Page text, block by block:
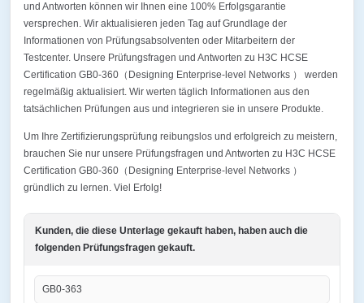
und Antworten können wir Ihnen eine 100% Erfolgsgarantie
versprechen. Wir aktualisieren jeden Tag auf Grundlage der
Informationen von Prüfungsabsolventen oder Mitarbeitern der
Testcenter. Unsere Prüfungsfragen und Antworten zu H3C HCSE
Certification GB0-360（Designing Enterprise-level Networks ） werden
regelmäßig aktualisiert. Wir werten täglich Informationen aus den
tatsächlichen Prüfungen aus und integrieren sie in unsere Produkte.
Um Ihre Zertifizierungsprüfung reibungslos und erfolgreich zu meistern,
brauchen Sie nur unsere Prüfungsfragen und Antworten zu H3C HCSE
Certification GB0-360（Designing Enterprise-level Networks ）
gründlich zu lernen. Viel Erfolg!
Kunden, die diese Unterlage gekauft haben, haben auch die
folgenden Prüfungsfragen gekauft.
GB0-363